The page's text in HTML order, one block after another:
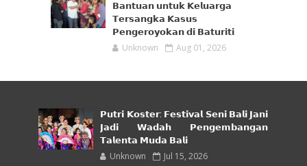
𝗕𝗮𝗻𝘁𝘂𝗮𝗻 𝘂𝗻𝘁𝘂𝗸 𝗞𝗲𝗹𝘂𝗮𝗿𝗴𝗮
𝗧𝗲𝗿𝘀𝗮𝗻𝗴𝗸𝗮 𝗞𝗮𝘀𝘂𝘀
𝗣𝗲𝗻𝗴𝗲𝗿𝗼𝘆𝗼𝗸𝗮𝗻 𝗱𝗶 𝗕𝗮𝘁𝘂𝗿𝗶𝘁𝗶
Unknown Aug 01, 2026
𝗣𝘂𝘁𝗿𝗶 𝗞𝗼𝘀𝘁𝗲𝗿: 𝗙𝗲𝘀𝘁𝗶𝘃𝗮𝗹 𝗦𝗲𝗻𝗶 𝗕𝗮𝗹𝗶 𝗝𝗮𝗻𝗶
𝗝𝗮𝗱𝗶 𝗪𝗮𝗱𝗮𝗵 𝗣𝗲𝗻𝗴𝗲𝗺𝗯𝗮𝗻𝗴𝗮𝗻
𝗧𝗮𝗹𝗲𝗻𝘁𝗮 𝗠𝘂𝗱𝗮 𝗕𝗮𝗹𝗶
Unknown Jul 15, 2026